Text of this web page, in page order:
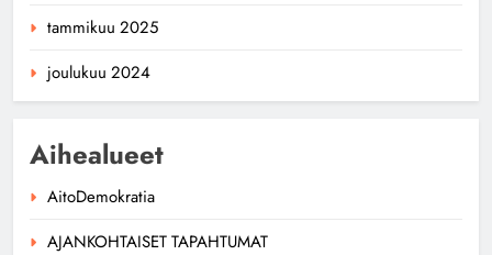
tammikuu 2025
joulukuu 2024
Aihealueet
AitoDemokratia
AJANKOHTAISET TAPAHTUMAT